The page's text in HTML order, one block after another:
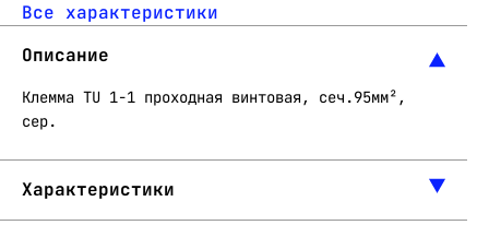
Все характеристики
Описание
Клемма TU 1-1 проходная винтовая, сеч.95мм²,
сер.
Характеристики